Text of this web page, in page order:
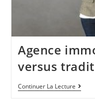
Agence
versus
Continuer La Lecture